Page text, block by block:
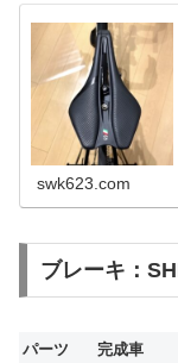
swk623.com
ブレーキ：
パーツ 完成車